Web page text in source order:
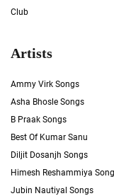
Club
Artists
Ammy Virk Songs
Asha Bhosle Songs
B Praak Songs
Best Of Kumar Sanu
Diljit Dosanjh Songs
Himesh Reshammiya
Jubin Nautiyal Songs